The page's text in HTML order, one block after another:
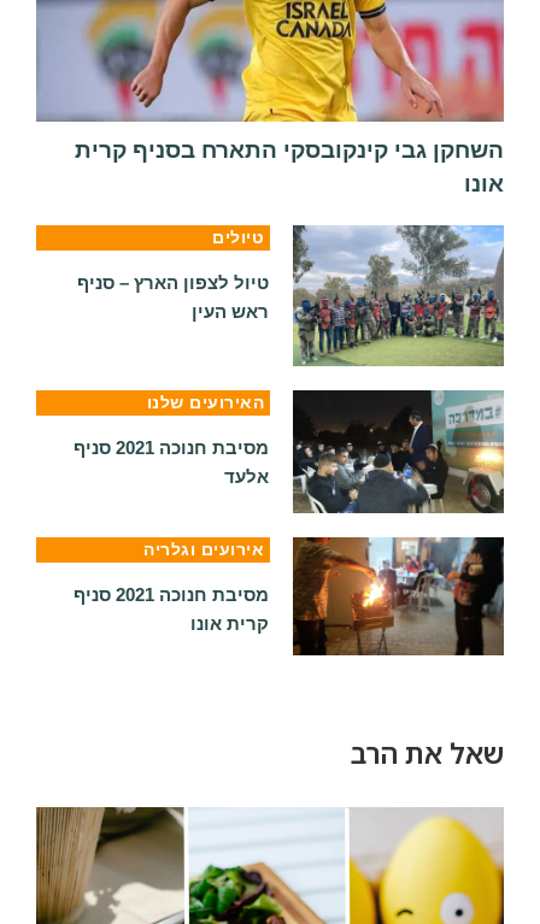
השחקן גבי קינקובסקי התארח בסניף קרית
אונו
טיולים
טיול לצפון הארץ – סניף
ראש העין
האירועים שלנו
מסיבת חנוכה 2021 סניף
אלעד
אירועים וגלריה
מסיבת חנוכה 2021 סניף
קרית אונו
שאל את הרב